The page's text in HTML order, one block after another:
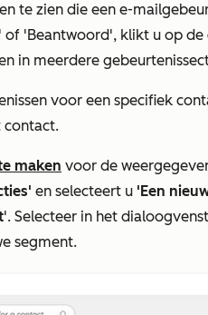
te zien die een e-
of 'Beantwoord', klikt u op de
in meerdere
voor een specifiek
contact.
maken voor de
en selecteert u 'Een
'. Selecteer in het
segment.